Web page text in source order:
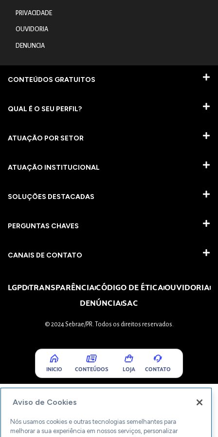
PRIVACIDADE
OUVIDORIA
DENUNCIA
CONTEÚDOS GRATUITOS
QUAL É O SEU PERFIL?
ATUAÇÃO POR SETOR
ATUAÇÃO INSTITUCIONAL
SOLUÇÕES DESTACADAS
PERGUNTAS CHAVES​
CANAIS DE CONTATO
LGPDTRANSPARÊNCIACÓDIGO DE ÉTICAOUVIDORIA
DENÚNCIASAC
© 2024 Sebrae/PR. Todos os direitos reservados.
INICIO CONTEÚDOS LOJA CONTATO
Aviso de Cookies
Nós usamos cookies e outras tecnologias semelhantes para
melhorar a sua experiência em nossos serviços, personalizar